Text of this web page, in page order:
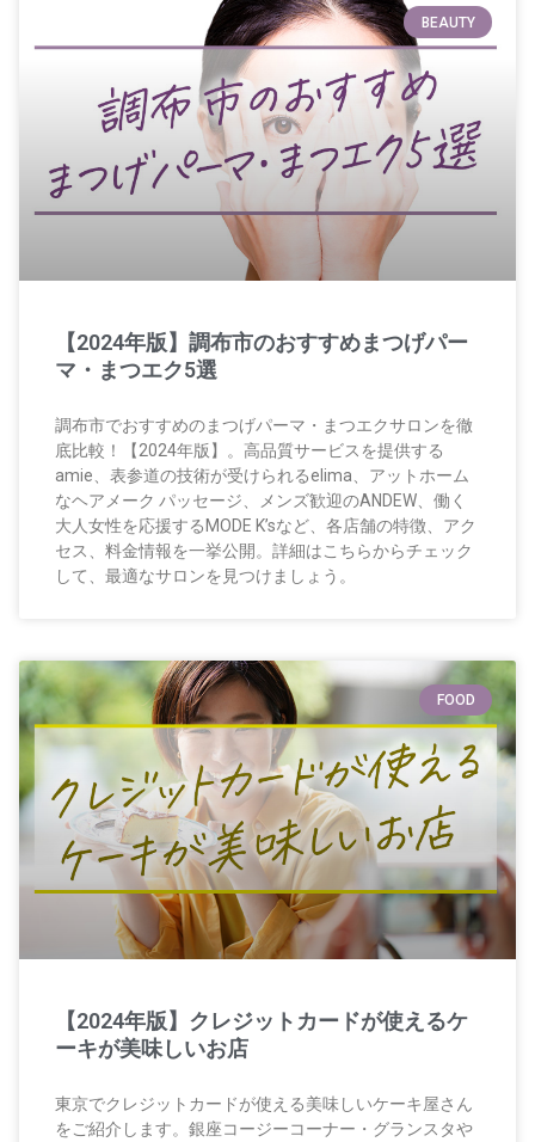
BEAUTY
【2024年版】調布市のおすすめまつげパー
マ・まつエク5選
調布市でおすすめのまつげパーマ・まつエクサロンを徹
底比較！【2024年版】。高品質サービスを提供する
amie、表参道の技術が受けられるelima、アットホーム
なヘアメーク パッセージ、メンズ歓迎のANDEW、働く
大人女性を応援するMODE K’sなど、各店舗の特徴、アク
セス、料金情報を一挙公開。詳細はこちらからチェック
して、最適なサロンを見つけましょう。
FOOD
【2024年版】クレジットカードが使えるケ
ーキが美味しいお店
東京でクレジットカードが使える美味しいケーキ屋さん
をご紹介します。銀座コージーコーナー・グランスタや